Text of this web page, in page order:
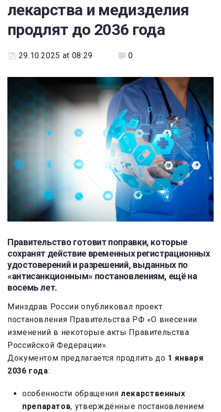
лекарства и медизделия
продлят до 2036 года
29.10.2025 at 08:29 0
Правительство готовит поправки, которые
сохранят действие временных регистрационных
удостоверений и разрешений, выданных по
«антисанкционным» постановлениям, ещё на
восемь лет.
Минздрав России опубликовал проект
постановления Правительства РФ «О внесении
изменений в некоторые акты Правительства
Российской Федерации».
Документом предлагается продлить до 1 января
2036 года:
особенности обращениялекарственных
препаратов, утверждённые постановлением